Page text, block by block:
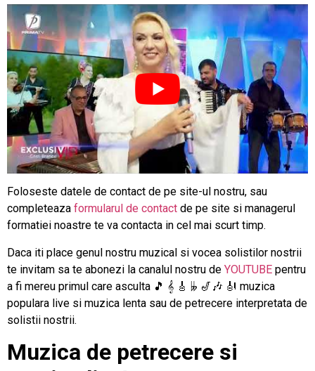
Foloseste datele de contact de pe site-ul nostru, sau
completeaza formularul de contact de pe site si managerul
formatiei noastre te va contacta in cel mai scurt timp.
Daca iti place genul nostru muzical si vocea solistilor nostrii
te invitam sa te abonezi la canalul nostru de YOUTUBE pentru
a fi mereu primul care asculta 🎵 𝄞 🎸 𝄫 🎷🎶 🎻 muzica
populara live si muzica lenta sau de petrecere interpretata de
solistii nostrii.
Muzica de petrecere si